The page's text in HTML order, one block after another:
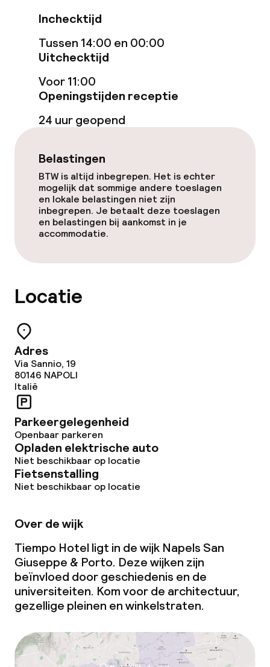
Ontbijtbuffet
Lunchbuffet
Lunch à la carte
Lunch, vast menu
Dinerbuffet
Diner à la carte
Diner, vast menu
Roomservice
Dieetopties
Faciliteiten en diensten voor kinderen
Babysitservice
Schoonmaakvoorzieningen
Wasfaciliteiten (wasmachine)
Wasservice
Zakelijke faciliteiten
Conferentieruimte
Vergaderruimte
Beleid
Inchecktijd
Tussen 14:00 en 00:00
Uitchecktijd
Voor 11:00
Openingstijden receptie
24 uur geopend
Belastingen
BTW is altijd inbegrepen. Het is echter
mogelijk dat sommige andere toeslagen
en lokale belastingen niet zijn
inbegrepen. Je betaalt deze toeslagen
en belastingen bij aankomst in je
accommodatie.
Locatie
Adres
Via Sannio, 19
80146 NAPOLI
Italië
Parkeergelegenheid
Openbaar parkeren
Opladen elektrische auto
Niet beschikbaar op locatie
Fietsenstalling
Niet beschikbaar op locatie
Over de wijk
Tiempo Hotel ligt in de wijk Napels San
Giuseppe & Porto. Deze wijken zijn
beïnvloed door geschiedenis en de
universiteiten. Kom voor de architectuur,
gezellige pleinen en winkelstraten.